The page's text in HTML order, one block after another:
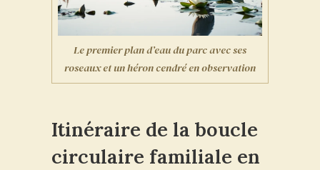
Le premier plan d’eau du parc avec ses
roseaux et un héron cendré en observation
Itinéraire de la boucle
circulaire familiale en